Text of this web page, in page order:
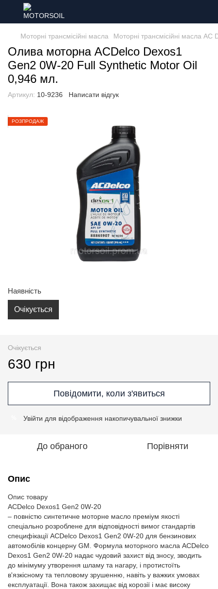
Моторні трансмісійні масла Моторні трансмісійні масла AC
Олива моторна ACDelco Dexos1
Gen2 0W-20 Full Synthetic Motor Oil
0,946 мл.
Артикул: 10-9236 Написати відгук
РОЗПРОДАЖ
Наявність
Очікується
Очікується
630 грн
Повідомити, коли з'явиться
Увійти для відображення накопичувальної знижки
До обраного Порівняти
Опис
Опис товару
ACDelco Dexos1 Gen2 0W-20
– повністю синтетичне моторне масло преміум якості
спеціально розроблене для відповідності вимог стандартів
специфікації ACDelco Dexos1 Gen2 0W-20 для бензинових
автомобілів концерну GM. Формула моторного масла ACDelco
Dexos1 Gen2 0W-20 надає чудовий захист від зносу, зводить
до мінімуму утворення шламу та нагару, і протистоїть
в'язкісному та тепловому зрушенню, навіть у важких умовах
експлуатації. Вона також захищає від корозії і має високу